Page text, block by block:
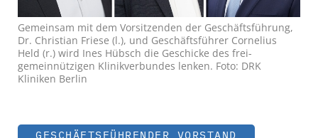
Gemeinsam mit dem Vorsitzenden der Geschäftsführung,
Dr. Christian Friese (l.), und Geschäftsführer Cornelius
Held (r.) wird Ines Hübsch die Geschicke des frei-
gemeinnützigen Klinikverbundes lenken. Foto: DRK
Kliniken Berlin
GESCHÄFTSFÜHRENDER VORSTAND